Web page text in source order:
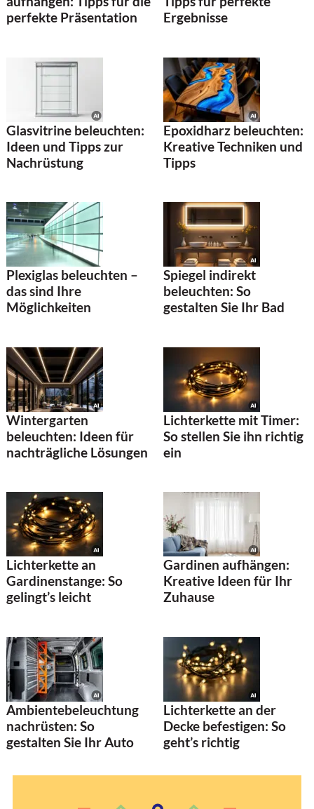
perfekte Präsentation
Ergebnisse
Glasvitrine beleuchten:
Ideen und Tipps zur
Nachrüstung
Epoxidharz beleuchten:
Kreative Techniken und
Tipps
Plexiglas beleuchten –
das sind Ihre
Möglichkeiten
Spiegel indirekt
beleuchten: So
gestalten Sie Ihr Bad
Wintergarten
beleuchten: Ideen für
nachträgliche Lösungen
Lichterkette mit Timer:
So stellen Sie ihn richtig
ein
Lichterkette an
Gardinenstange: So
gelingt’s leicht
Gardinen aufhängen:
Kreative Ideen für Ihr
Zuhause
Ambientebeleuchtung
nachrüsten: So
gestalten Sie Ihr Auto
Lichterkette an der
Decke befestigen: So
geht’s richtig